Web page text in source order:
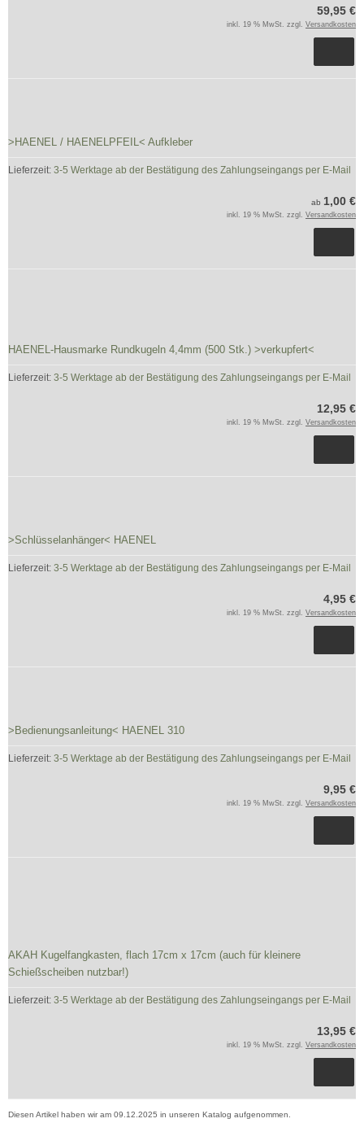
59,95 €
inkl. 19 % MwSt. zzgl. Versandkosten
>HAENEL / HAENELPFEIL< Aufkleber
Lieferzeit: 3-5 Werktage ab der Bestätigung des Zahlungseingangs per E-Mail
ab 1,00 €
inkl. 19 % MwSt. zzgl. Versandkosten
HAENEL-Hausmarke Rundkugeln 4,4mm (500 Stk.) >verkupfert<
Lieferzeit: 3-5 Werktage ab der Bestätigung des Zahlungseingangs per E-Mail
12,95 €
inkl. 19 % MwSt. zzgl. Versandkosten
>Schlüsselanhänger< HAENEL
Lieferzeit: 3-5 Werktage ab der Bestätigung des Zahlungseingangs per E-Mail
4,95 €
inkl. 19 % MwSt. zzgl. Versandkosten
>Bedienungsanleitung< HAENEL 310
Lieferzeit: 3-5 Werktage ab der Bestätigung des Zahlungseingangs per E-Mail
9,95 €
inkl. 19 % MwSt. zzgl. Versandkosten
AKAH Kugelfangkasten, flach 17cm x 17cm (auch für kleinere
Schießscheiben nutzbar!)
Lieferzeit: 3-5 Werktage ab der Bestätigung des Zahlungseingangs per E-Mail
13,95 €
inkl. 19 % MwSt. zzgl. Versandkosten
Diesen Artikel haben wir am 09.12.2025 in unseren Katalog aufgenommen.